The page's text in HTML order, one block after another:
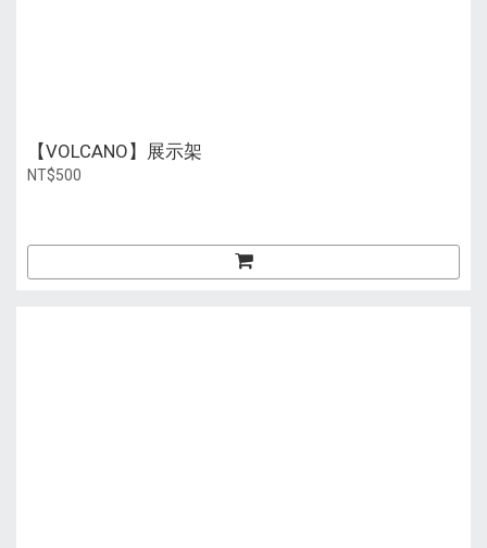
【VOLCANO】展示架
NT$500